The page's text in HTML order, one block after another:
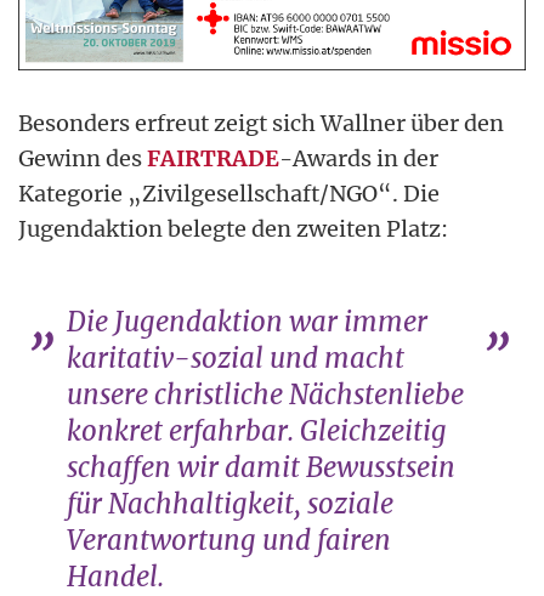
Besonders erfreut zeigt sich Wallner über den
Gewinn desFAIRTRADE-Awards in der
Kategorie „Zivilgesellschaft/NGO“. Die
Jugendaktion belegte den zweiten Platz:
Die Jugendaktion war immer
karitativ-sozial und macht
unsere christliche Nächstenliebe
konkret erfahrbar. Gleichzeitig
schaffen wir damit Bewusstsein
für Nachhaltigkeit, soziale
Verantwortung und fairen
Handel.